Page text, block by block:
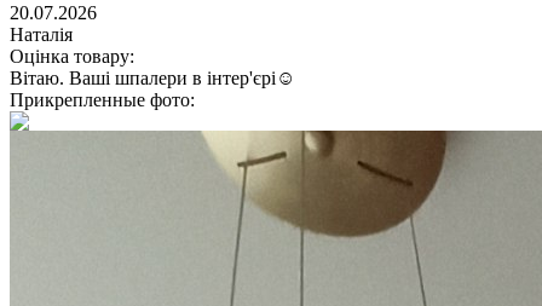
20.07.2026
Наталія
Оцінка товару:
Вітаю. Ваші шпалери в інтер'єрі☺️
Прикрепленные фото: